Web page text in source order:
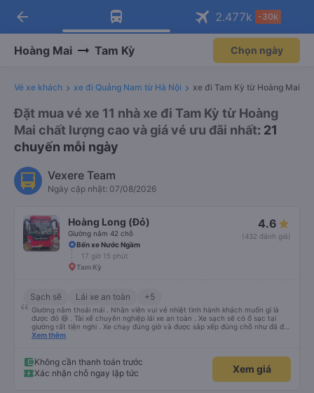
Tải app Vexere ngay!
Nhận ưu đãi thành viên độc
Mở app
Tải app Vexere
-30k/ghế khi đặt vé máy bay qua
Mở app
arrow_back 2.477k -30k
Hoàng Mai Tam Kỳ Chọn ngày
Vé xe khách xe đi Quảng Nam từ Hà Nội xe đi Tam Kỳ từ Hoàng Mai
Đặt mua vé xe 11 nhà xe đi Tam Kỳ từ Hoàng
Mai chất lượng cao và giá vé ưu đãi nhất: 21
chuyến mỗi ngày
Vexere Team
Ngày cập nhật: 07/08/2026
Hoàng Long (Đỏ)
Giường nằm 42 chỗ
4.6
(432 đánh giá)
Bến xe Nước Ngầm
17 giờ 15 phút
Tam Kỳ
Sạch sẽ Lái xe an toàn +5
Giường nằm thoải mái . Nhân viên vui vẻ nhiệt tình hành khách muốn gì là
được đó 😆 . Tài xế chuyên nghiệp lái xe an toàn . Xe sạch sẽ có ổ sạc tại
giường rất tiện nghi . Xe chạy đúng giờ và được sắp xếp đúng chỗ như đã đặt
. Điểm 10 cho hoàng long đỏ 👍
Xem thêm
Không cần thanh toán trước
Xác nhận chỗ ngay lập tức
Xem giá